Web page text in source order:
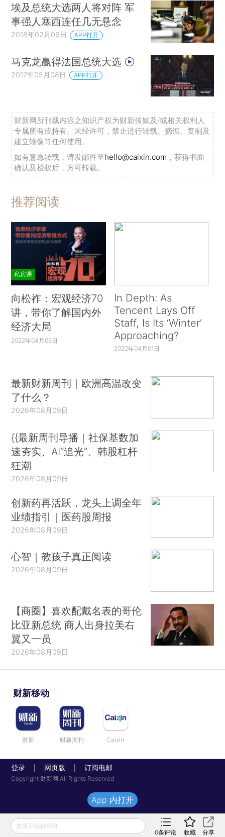
埃及总统大选两人将对阵 军
事强人塞西连任几无悬念
2018年02月06日 APP打开
马克龙赢得法国总统大选
2017年05月08日 APP打开
财新网所刊载内容之知识产权为财新传媒及/或相关权利人
专属所有或持有。未经许可，禁止进行转载、摘编、复制及
建立镜像等任何使用。
如有意愿转载，请发邮件至hello@caixin.com ，获得书面
确认及授权后，方可转载。
推荐阅读
私房课
向松祚：宏观经济70
讲，带你了解国内外
经济大局
2022年04月06日
In Depth: As
Tencent Lays Off
Staff, Is Its ‘Winter’
Approaching?
2022年04月01日
最新财新周刊｜欧洲高温改变
了什么？
2026年08月09日
{{最新周刊导播｜社保基数加
速夯实、AI“追光”、韩股杠杆
狂潮
2026年08月09日
创新药再活跃，龙头上调全年
业绩指引｜医药股周报
2026年08月09日
心智｜教孩子真正阅读
2026年08月09日
【商圈】喜欢配戴名表的哥伦
比亚新总统 商人出身拉美右
翼又一员
2026年08月09日
财新移动
财新 财新周刊 Caixin
登录 网页版 订阅电邮
Copyright 财新网 All Rights Reserved
发表评论得积分
0条评论 收藏 分享
App 内打开